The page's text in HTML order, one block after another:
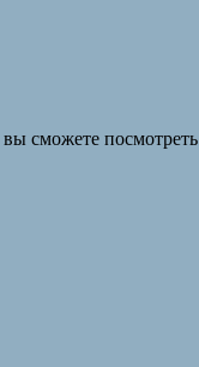
сможете